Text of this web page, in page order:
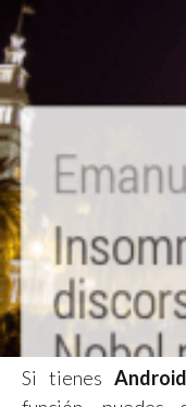
Si tienes